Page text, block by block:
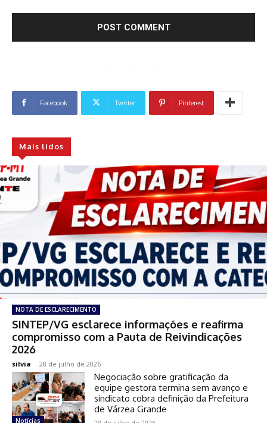
Facebook Twitter Pinterest
Mais lidos
NOTA DE ESCLARECIMENTO
SINTEP/VG esclarece informações e reafirma
compromisso com a Pauta de Reivindicações
2026
silvia - 28 de julho de 2026
Notícias
Negociação sobre gratificação da
equipe gestora termina sem avanço e
sindicato cobra definição da Prefeitura
de Várzea Grande